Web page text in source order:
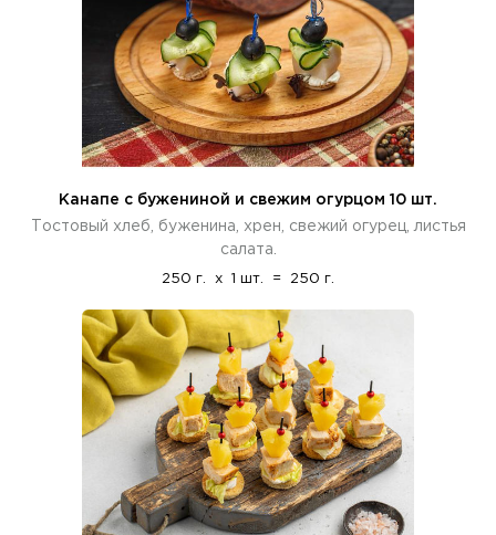
Канапе с бужениной и свежим огурцом 10 шт.
Тостовый хлеб, буженина, хрен, свежий огурец, листья
салата.
250 г. x 1 шт. = 250 г.